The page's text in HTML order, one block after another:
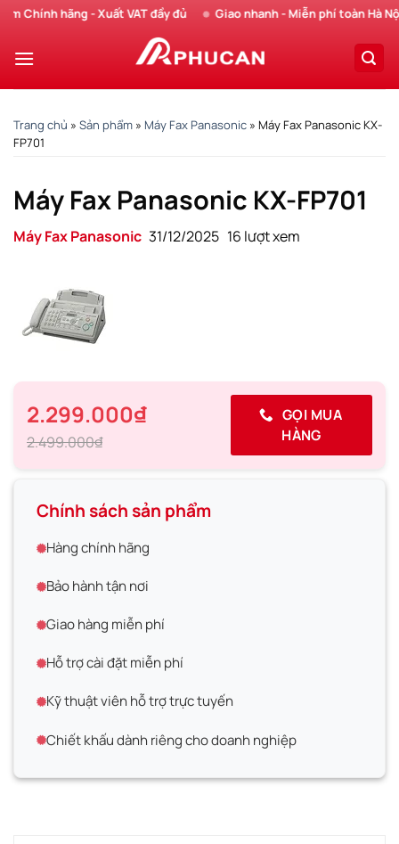
Chuyển
nội
Chính hãng - Xuất VAT đầy đủ Giao nhanh - Miễn phí toàn Hà Nội
Trang chủ » Sản phẩm » Máy Fax Panasonic » Máy Fax Panasonic KX-
FP701
Máy Fax Panasonic KX-FP701
Máy Fax Panasonic 31/12/2025 16 lượt xem
2.299.000₫
2.499.000₫
GỌI MUA
HÀNG
Chính sách sản phẩm
Hàng chính hãng
Bảo hành tận nơi
Giao hàng miễn phí
Hỗ trợ cài đặt miễn phí
Kỹ thuật viên hỗ trợ trực tuyến
Chiết khấu dành riêng cho doanh nghiệp